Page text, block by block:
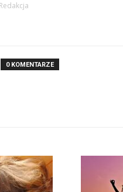
0 KOMENTARZE